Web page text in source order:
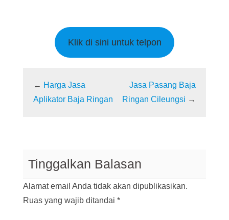
Klik di sini untuk telpon
← Harga Jasa
Aplikator Baja Ringan
Jasa Pasang Baja
Ringan Cileungsi →
Tinggalkan Balasan
Alamat email Anda tidak akan dipublikasikan.
Ruas yang wajib ditandai *